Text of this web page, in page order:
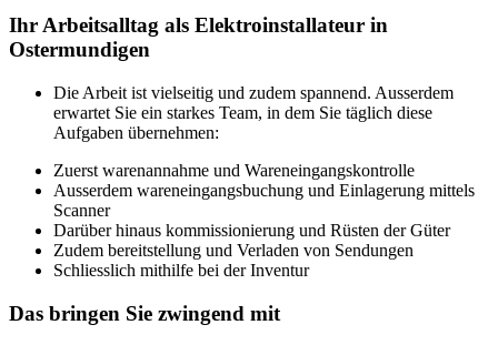
Ihr Arbeitsalltag als Elektroinstallateur in
Ostermundigen
Die Arbeit ist vielseitig und zudem spannend. Ausserdem
erwartet Sie ein starkes Team, in dem Sie täglich diese
Aufgaben übernehmen:
Zuerst warenannahme und Wareneingangskontrolle
Ausserdem wareneingangsbuchung und Einlagerung mittels
Scanner
Darüber hinaus kommissionierung und Rüsten der Güter
Zudem bereitstellung und Verladen von Sendungen
Schliesslich mithilfe bei der Inventur
Das bringen Sie zwingend mit